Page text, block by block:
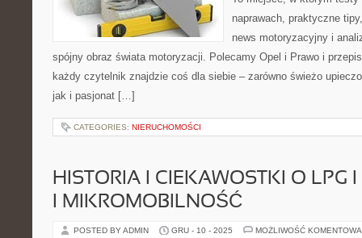
naprawach, praktyczne
news motoryzacyjny i
spójny obraz świata motoryzacji. Polecamy Opel i Prawo i
każdy czytelnik znajdzie coś dla siebie – zarówno świeżo
jak i pasjonat […]
CATEGORIES: NIERUCHOMOŚCI
HISTORIA I CIEKAWOSTKI O LPG
I MIKROMOBILNOŚĆ
POSTED BY ADMIN GRU - 10 - 2025 MOŻLIWOŚĆ